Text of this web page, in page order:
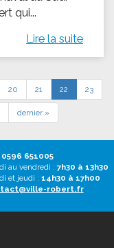
qui...
Lire la suite
20 21 22 23
dernier »
0596 651005
au vendredi : 7h30 à 13h30
et jeudi : 14h30 à 17h00
robert.fr